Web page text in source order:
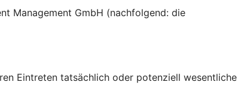
Management GmbH (nachfolgend: die
Eintreten tatsächlich oder potenziell wesentliche